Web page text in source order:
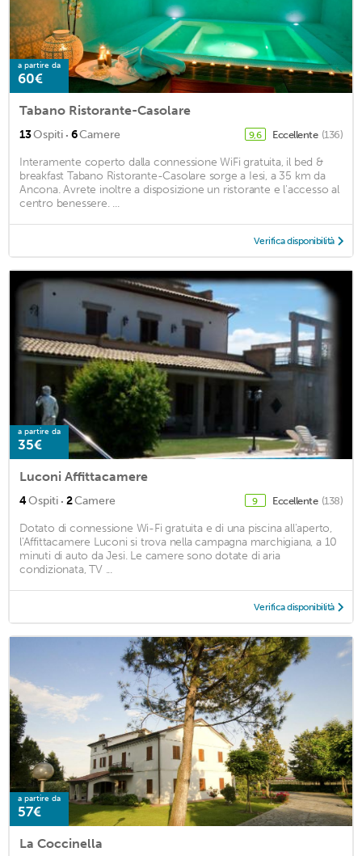
a partire da
60€
Tabano Ristorante-Casolare
13Ospiti · 6Camere 9,6 Eccellente (136)
Interamente coperto dalla connessione WiFi gratuita, il bed &
breakfast Tabano Ristorante-Casolare sorge a Iesi, a 35 km da
Ancona. Avrete inoltre a disposizione un ristorante e l'accesso al
centro benessere. ...
Verifica disponibilità
a partire da
35€
Luconi Affittacamere
4Ospiti · 2Camere 9 Eccellente (138)
Dotato di connessione Wi-Fi gratuita e di una piscina all'aperto,
l'Affittacamere Luconi si trova nella campagna marchigiana, a 10
minuti di auto da Jesi. Le camere sono dotate di aria
condizionata, TV ...
Verifica disponibilità
a partire da
57€
La Coccinella